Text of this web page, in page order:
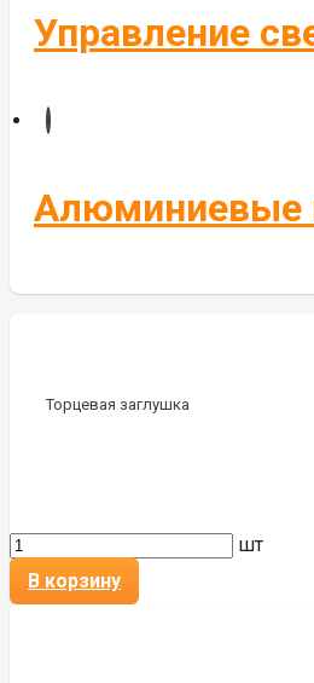
Управление
Алюминиевые
Торцевая заглушка
шт
В корзину